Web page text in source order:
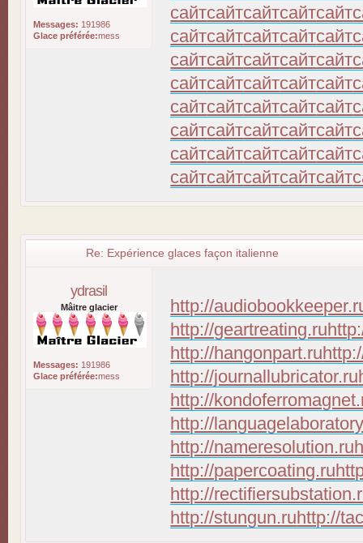
Messages: 191986
Glace préférée:mess
сайтсайтсайтсайтсайт
сайтсайтсайтсайтсайт
сайтсайтсайтсайтсайт
сайтсайтсайтсайтсайт
сайтсайтсайтсайтсайт
сайтсайтсайтсайтсайт
сайтсайтсайтсайтсайт
сайтсайтсайтсайтсайт
Re: Expérience glaces façon italienne
ydrasil
Mâitre glacier
Messages: 191986
Glace préférée:mess
http://
http://geartreating.ru
http://hangonpart.ru
http://journallubricator.ru
http://
http://
http://nameresolution.ru
http://papercoating.ru
http://
http://stungun.ruhttp://